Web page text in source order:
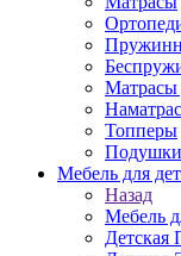
Матрасы
Топперы
Подушки
Мебель для
Назад
Мебель
Детская